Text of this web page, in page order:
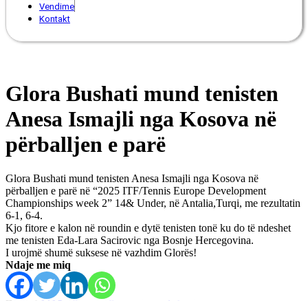
Vendime
Kontakt
Glora Bushati mund tenisten
Anesa Ismajli nga Kosova në
përballjen e parë
Glora Bushati mund tenisten Anesa Ismajli nga Kosova në
përballjen e parë në “2025 ITF/Tennis Europe Development
Championships week 2” 14& Under, në Antalia,Turqi, me rezultatin
6-1, 6-4.
Kjo fitore e kalon në roundin e dytë tenisten tonë ku do të ndeshet
me tenisten Eda-Lara Sacirovic nga Bosnje Hercegovina.
I urojmë shumë suksese në vazhdim Glorës!
Ndaje me miq